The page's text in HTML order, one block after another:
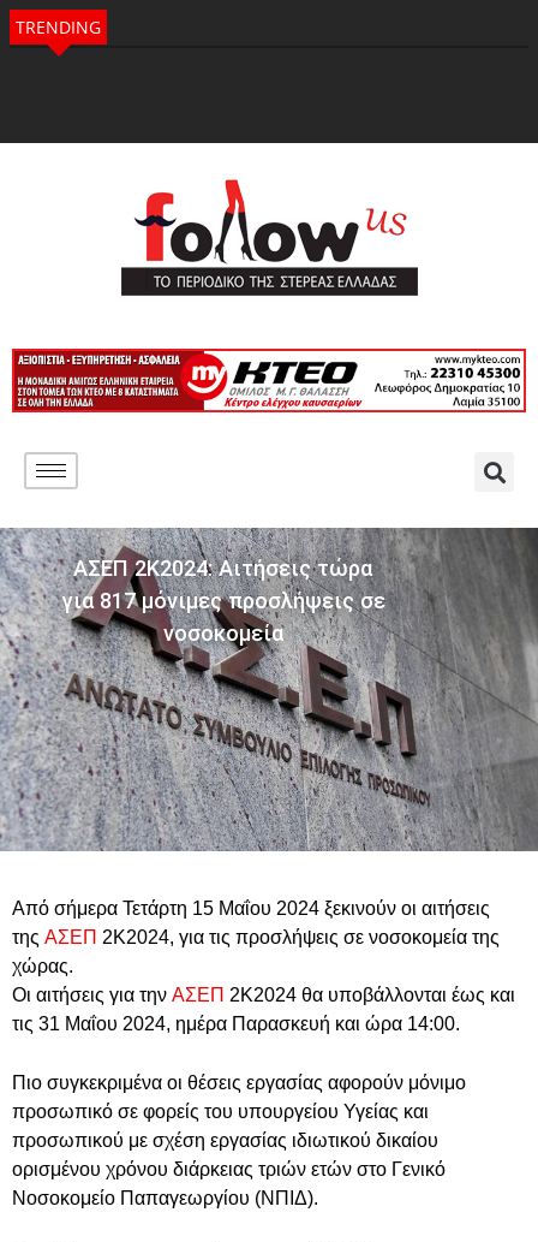
TRENDING
ΑΣΕΠ 2Κ2024: Αιτήσεις τώρα
για 817 μόνιμες προσλήψεις σε
νοσοκομεία
Από σήμερα Τετάρτη 15 Μαΐου 2024 ξεκινούν οι αιτήσεις
της ΑΣΕΠ 2Κ2024, για τις προσλήψεις σε νοσοκομεία της
χώρας.
Οι αιτήσεις για την ΑΣΕΠ 2Κ2024 θα υποβάλλονται έως και
τις 31 Μαΐου 2024, ημέρα Παρασκευή και ώρα 14:00.
Πιο συγκεκριμένα οι θέσεις εργασίας αφορούν μόνιμο
προσωπικό σε φορείς του υπουργείου Υγείας και
προσωπικού με σχέση εργασίας ιδιωτικού δικαίου
ορισμένου χρόνου διάρκειας τριών ετών στο Γενικό
Νοσοκομείο Παπαγεωργίου (ΝΠΙΔ).